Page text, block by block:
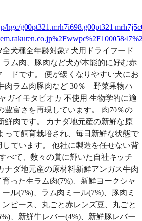
hgc/
犬種全年齢対象? 犬用ドライフード
ラム肉、豚肉など犬が本能的に好む赤
ドです。 便が緩くなりやすい犬にお
肉ラム肉豚肉など 30％ 野菜果物ハ
イモタピオカ 不使用 生物学的に適
豊富さを再現しています。 肉70％の
鮮肉です。 カナダ地元産の新鮮な原
って飼育栽培され、毎日新鮮な状態で
ています。 他社に製造を任せない背
べて、数々の賞に輝いた自社キッチ
ナダ地元産の原材料新鮮アンガス牛肉
った生ラム肉(7%)、新鮮ヨークシャ
ル(7%)、ラム肉ミール(7%)、豚肉ミ
ピース、丸ごと赤レンズ豆、丸ごと
、新鮮牛レバー(4%)、新鮮豚レバー